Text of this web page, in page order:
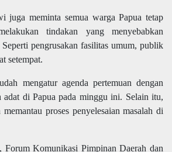
juga meminta semua warga Papua tetap
tindakan yang menyebabkan
pengrusakan fasilitas umum, publik
setempat.
mengatur agenda pertemuan dengan
adat di Papua pada minggu ini. Selain itu,
proses penyelesaian masalah di
Forum Komunikasi Pimpinan Daerah dan